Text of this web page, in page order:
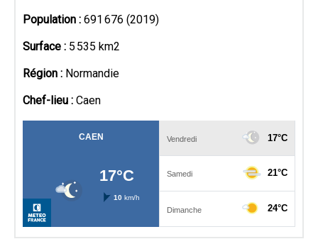
Population : 691 676 (2019)
Surface : 5 535 km2
Région : Normandie
Chef-lieu : Caen